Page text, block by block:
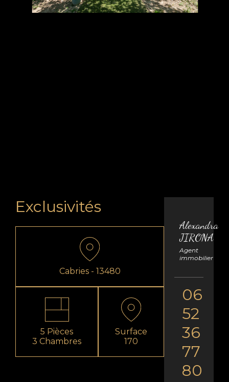
Exclusivités
Cabries - 13480
5 Pièces
3 Chambres
Surface
170
Alexandra
JIRONA
Agent
immobilier
06
52
36
77
80